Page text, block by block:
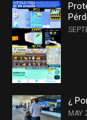
¿
MAY